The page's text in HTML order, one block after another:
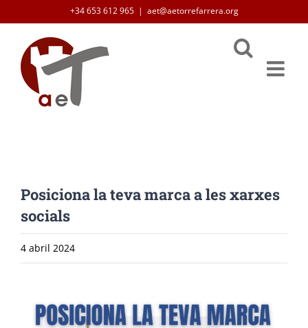
content
+34 653 612 965 | aet@aetorrefarrera.org
Posiciona la teva marca a les xarxes
socials
4 abril 2024
Larger